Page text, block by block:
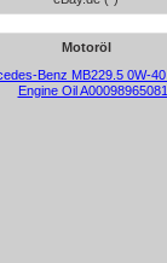
Motoröl